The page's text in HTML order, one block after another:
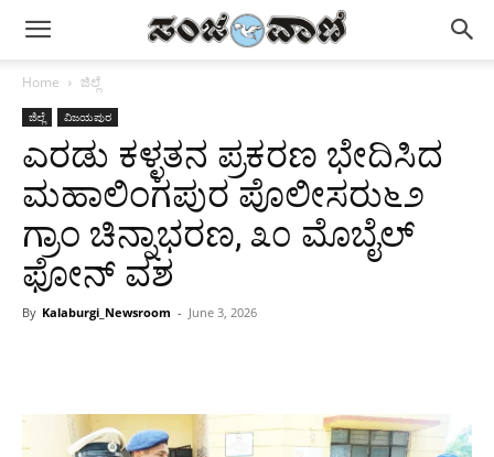
Home ಜಿಲ್ಲೆ
ಜಿಲ್ಲೆ ವಿಜಯಪುರ
ಎರಡು ಕಳ್ಳತನ ಪ್ರಕರಣ ಭೇದಿಸಿದ
ಮಹಾಲಿಂಗಪುರ ಪೊಲೀಸರು೬೨
ಗ್ರಾಂ ಚಿನ್ನಾಭರಣ, ೩೦ ಮೊಬೈಲ್
ಫೋನ್ ವಶ
By Kalaburgi_Newsroom - June 3, 2026